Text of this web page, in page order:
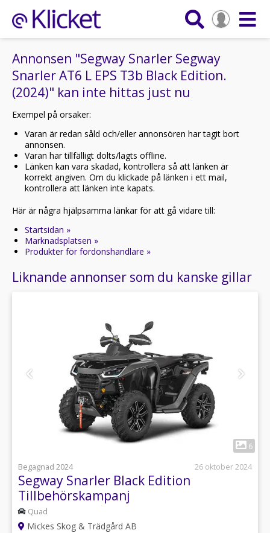
Annonsen "Segway Snarler Segway
Snarler AT6 L EPS T3b Black Edition.
(2024)" kan inte hittas just nu
Exempel på orsaker:
Varan är redan såld och/eller annonsören har tagit bort
annonsen.
Varan har tillfälligt dolts/lagts offline.
Länken kan vara skadad, kontrollera så att länken är
korrekt angiven. Om du klickade på länken i ett mail,
kontrollera att länken inte kapats.
Här är några hjälpsamma länkar för att gå vidare till:
Startsidan »
Marknadsplatsen »
Produkter för fordonshandlare »
Liknande annonser som du kanske gillar
1
6
Begagnad 2024
26 oktober 2024
Segway Snarler Black Edition
Tillbehörskampanj
Quad
Mickes Skog & Trädgård AB